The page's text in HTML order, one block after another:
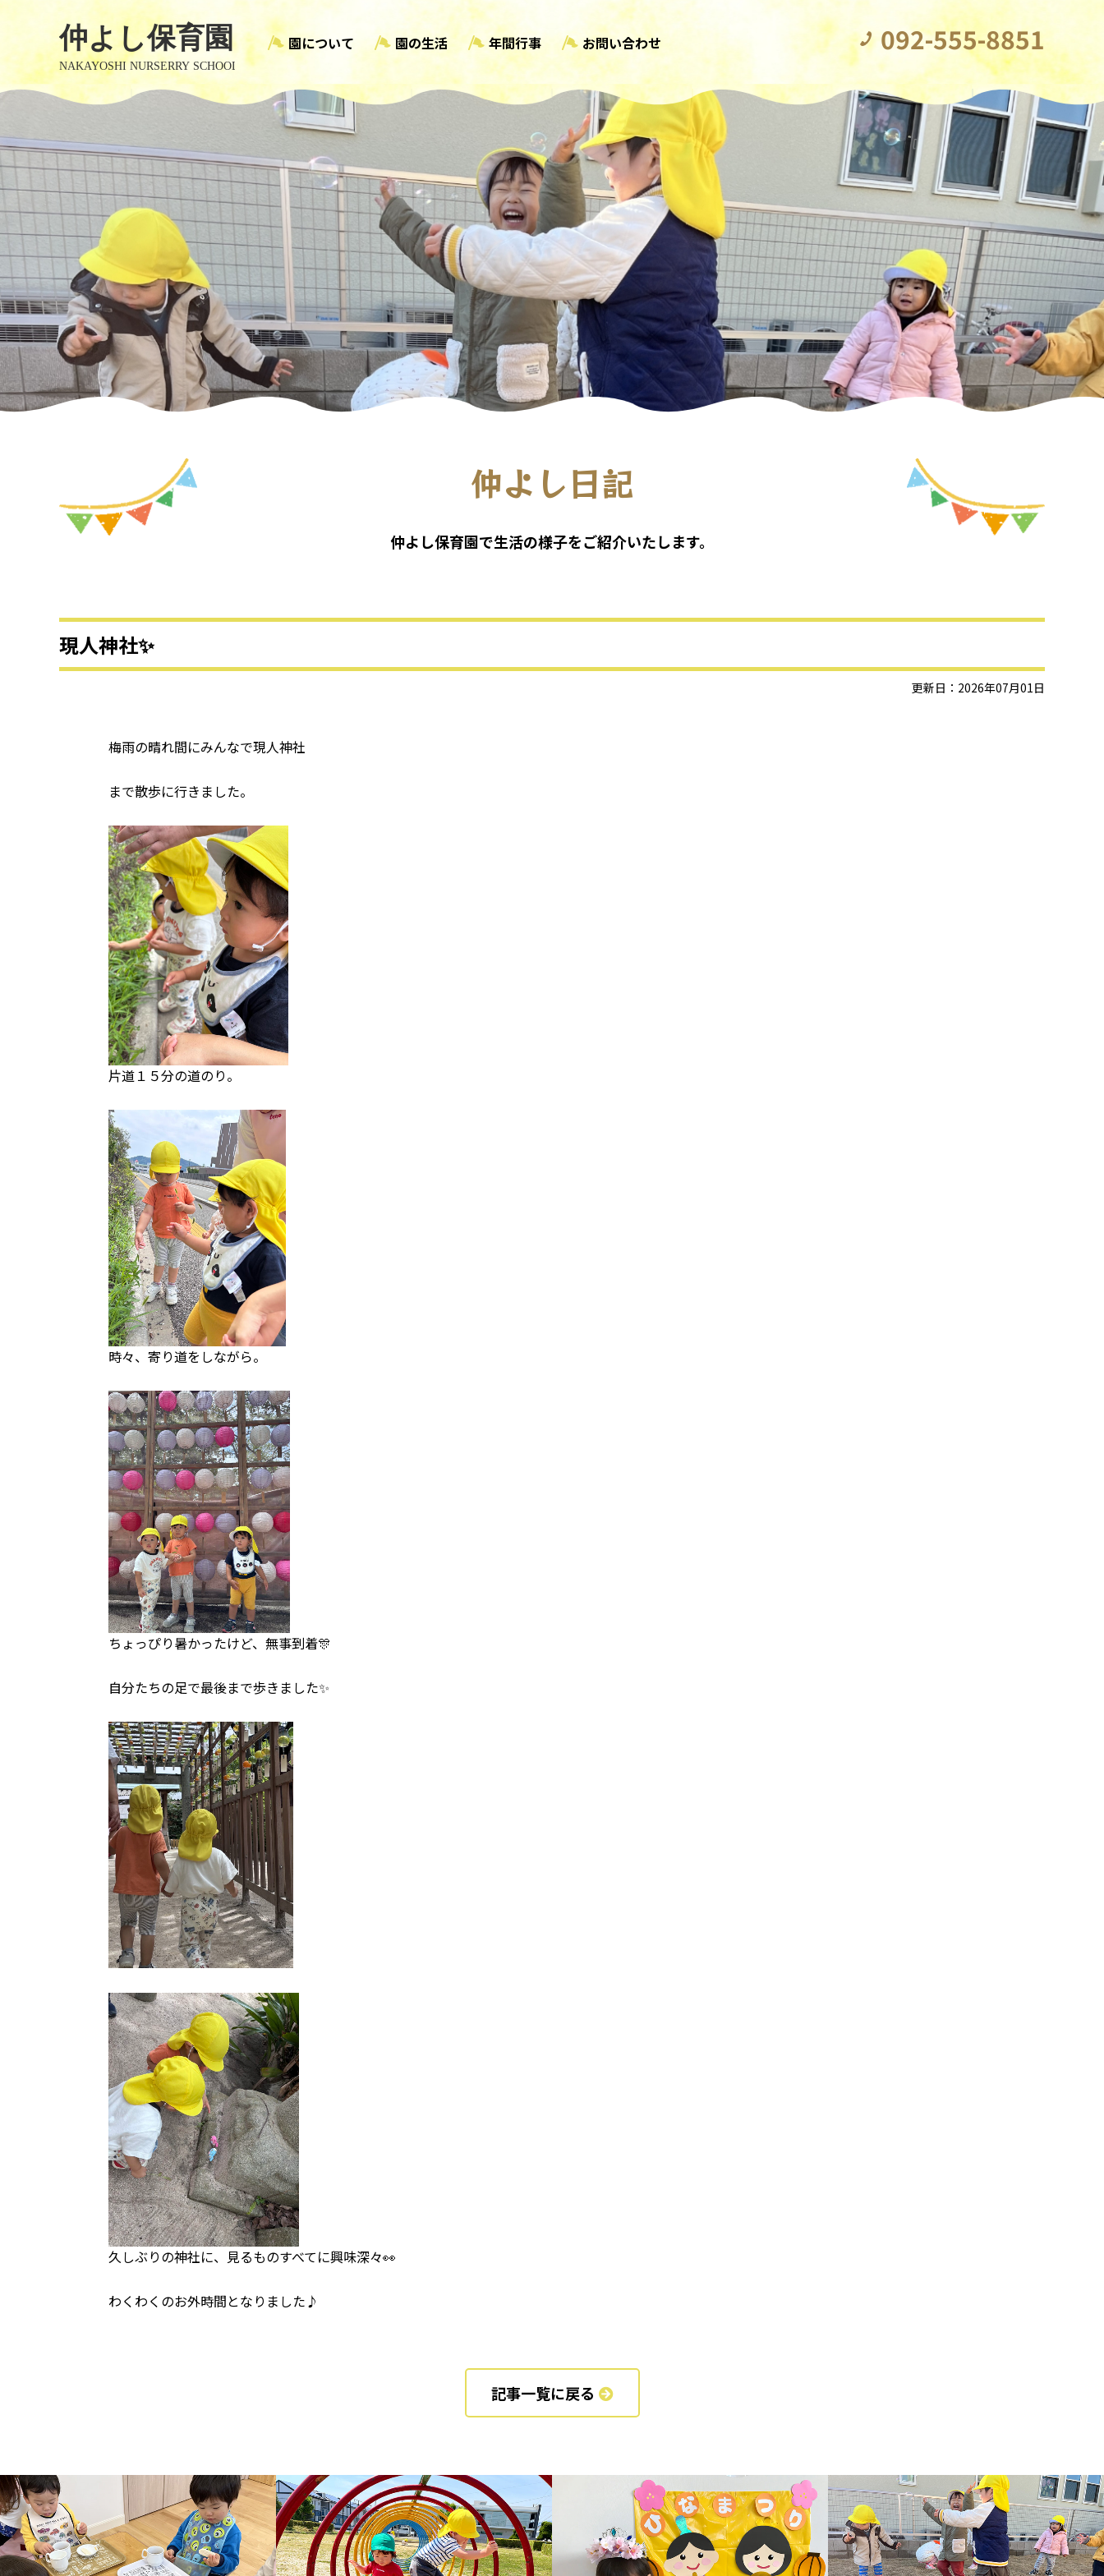
園について 園の生活 年間行事 お問い合わせ 092-555-8851
仲よし日記
仲よし保育園で生活の様子をご紹介いたします。
現人神社✨
更新日：2026年07月01日
梅雨の晴れ間にみんなで現人神社
まで散歩に行きました。
片道１５分の道のり。
時々、寄り道をしながら。
ちょっぴり暑かったけど、無事到着🎊
自分たちの足で最後まで歩きました✨
久しぶりの神社に、見るものすべてに興味深々👀
わくわくのお外時間となりました♪
記事一覧に戻る